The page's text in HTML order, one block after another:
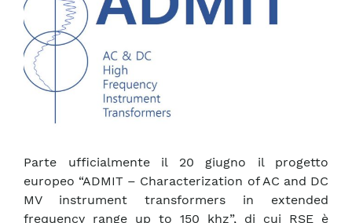
Parte ufficialmente il 20 giugno il progetto
europeo “ADMIT – Characterization of AC and DC
MV instrument transformers in extended
frequency range up to 150 khz”, di cui RSE è